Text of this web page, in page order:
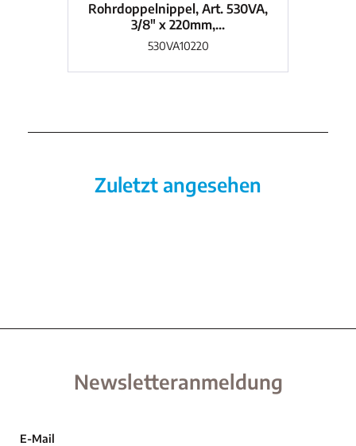
Rohrdoppelnippel, Art. 530VA,
3/8" x 220mm,...
530VA10220
Zuletzt angesehen
Newsletteranmeldung
E-Mail